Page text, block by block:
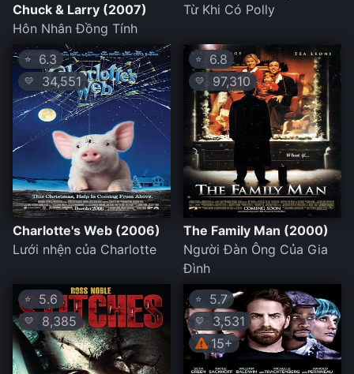
Chuck & Larry (2007)
Hôn Nhân Đồng Tính
Từ Khi Có Polly
⭐ 6.3
💛 34,551
Charlotte's Web (2006)
Lưới nhện của Charlotte
⭐ 6.8
💛 97,310
The Family Man (2000)
Người Đàn Ông Của Gia
Đình
⭐ 5.6
💛 8,385
⭐ 5.7
💛
3,531
15+